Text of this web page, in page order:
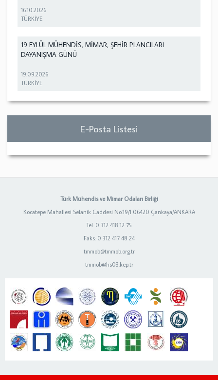
16.10.2026
TÜRKİYE
19 EYLÜL MÜHENDİS, MİMAR, ŞEHİR PLANCILARI
DAYANIŞMA GÜNÜ
19.09.2026
TÜRKİYE
E-Posta Listesi
Türk Mühendis ve Mimar Odaları Birliği
Kocatepe Mahallesi Selanik Caddesi No:19/1 06420 Çankaya/ANKARA
Tel: 0 312 418 12 75
Faks: 0 312 417 48 24
tmmob@tmmob.org.tr
tmmob@hs03.kep.tr